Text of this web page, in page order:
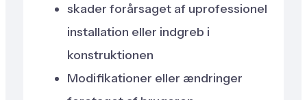
skader forårsaget af uprofessionel
installation eller indgreb i
konstruktionen
Modifikationer eller ændringer